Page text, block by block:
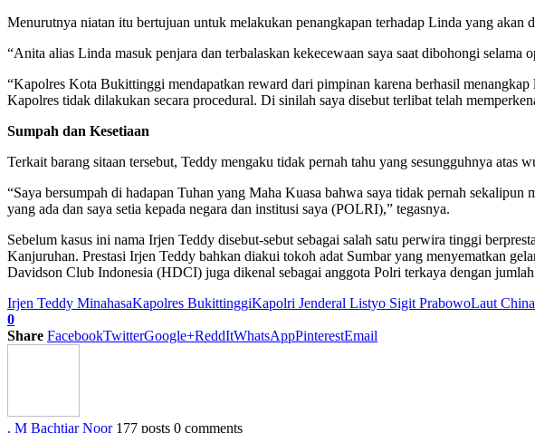
Menurutnya niatan itu bertujuan untuk melakukan penangkapan terhadap Linda yang
“Anita alias Linda masuk penjara dan terbalaskan kekecewaan saya saat dibohongi
“Kapolres Kota Bukittinggi mendapatkan reward dari pimpinan karena berhasil
Kapolres tidak dilakukan secara procedural. Di sinilah saya disebut terlibat telah
Sumpah dan Kesetiaan
Terkait barang sitaan tersebut, Teddy mengaku tidak pernah tahu yang sesungguhnya atas
“Saya bersumpah di hadapan Tuhan yang Maha Kuasa bahwa saya tidak pernah
yang ada dan saya setia kepada negara dan institusi saya (POLRI),” tegasnya.
Sebelum kasus ini nama Irjen Teddy disebut-sebut sebagai salah satu perwira tinggi
Kanjuruhan. Prestasi Irjen Teddy bahkan diakui tokoh adat Sumbar yang menyematkan
Davidson Club Indonesia (HDCI) juga dikenal sebagai anggota Polri terkaya dengan
Irjen Teddy MinahasaKapolres BukittinggiKapolri Jenderal Listyo Sigit PrabowoLaut
0
Share FacebookTwitterGoogle+ReddItWhatsAppPinterestEmail
. M Bachtiar Noor 177 posts 0 comments